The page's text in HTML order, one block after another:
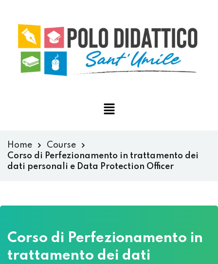
Home
Course
Corso di Perfezionamento in trattamento dei
dati personali e Data Protection Officer
Corso di Perfezionamento in
trattamento dei dati